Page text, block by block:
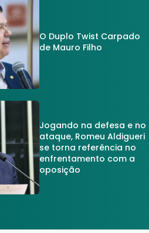
O Duplo Twist Carpado
de Mauro Filho
Jogando na defesa e no
ataque, Romeu Aldigueri
se torna referência no
enfrentamento com a
oposição